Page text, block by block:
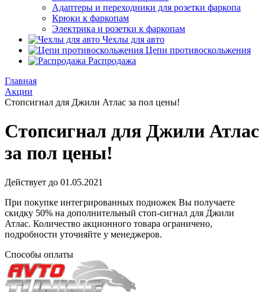
Адаптеры и переходники для розетки фаркопа
Крюки к фаркопам
Электрика и розетки к фаркопам
Чехлы для авто
Цепи противоскольжения
Распродажа
Главная
Акции
Стопсигнал для Джили Атлас за пол цены!
Стопсигнал для Джили Атлас
за пол цены!
Действует до 01.05.2021
При покупке интегрированных подножек Вы получаете
скидку 50% на дополнительный стоп-сигнал для Джили
Атлас. Количество акционного товара ограничено,
подробности уточняйте у менеджеров.
Способы оплаты